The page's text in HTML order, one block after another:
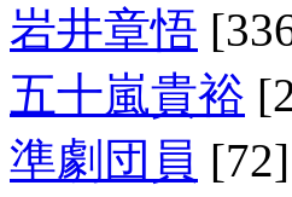
岩井章悟
五十嵐貴裕
準劇団員 [72]